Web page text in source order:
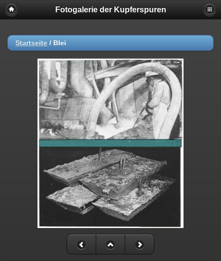
Fotogalerie der Kupferspuren
Startseite / Blei